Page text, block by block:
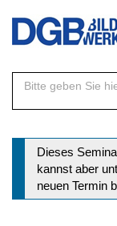
Direkt
Inhalt
Dieses
kannst aber
neuen Termin